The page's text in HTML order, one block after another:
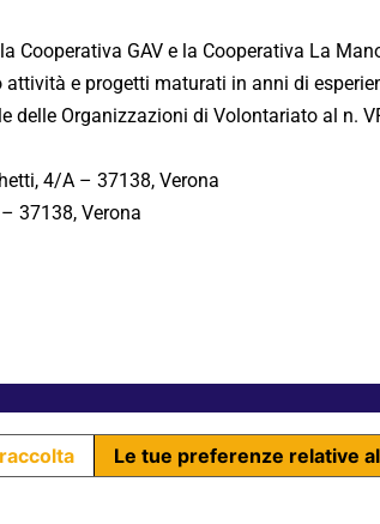
Cooperativa GAV e la Cooperativa La
e progetti maturati in anni di
delle Organizzazioni di Volontariato al n.
4/A – 37138, Verona
37138, Verona
Le tue preferenze relative